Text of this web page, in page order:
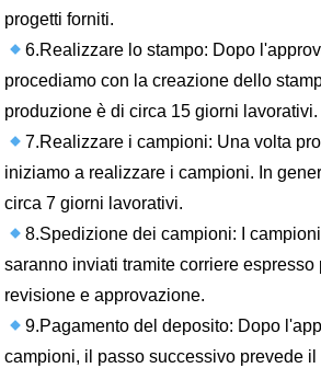
progetti forniti.
6.Realizzare lo stampo: Dopo
procediamo con la creazione dello
produzione è di circa 15 giorni lavorativi.
7.Realizzare i campioni: Una volta
iniziamo a realizzare i campioni. In
circa 7 giorni lavorativi.
8.Spedizione dei campioni: I
saranno inviati tramite corriere espresso
revisione e approvazione.
9.Pagamento del deposito: Dopo
campioni, il passo successivo prevede